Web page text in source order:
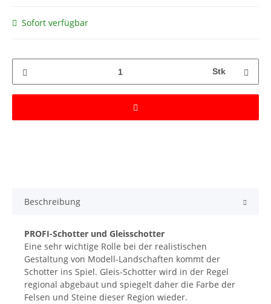
Sofort verfügbar
Stk
Beschreibung
PROFI-Schotter und Gleisschotter
Eine sehr wichtige Rolle bei der realistischen
Gestaltung von Modell-Landschaften kommt der
Schotter ins Spiel. Gleis-Schotter wird in der Regel
regional abgebaut und spiegelt daher die Farbe der
Felsen und Steine dieser Region wieder.